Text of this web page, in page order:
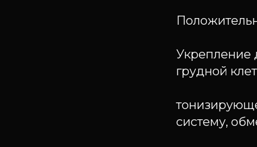
Укрепление
грудной
систему,